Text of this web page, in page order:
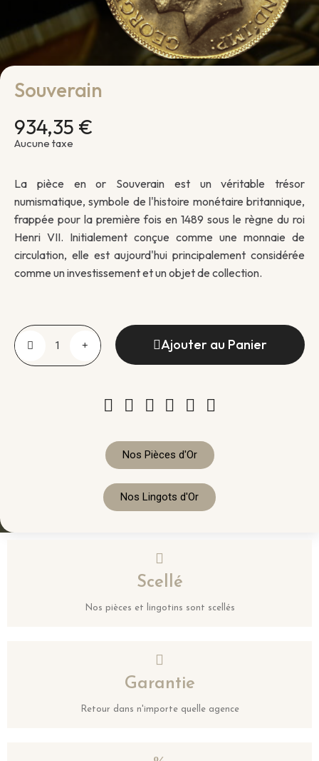
Souverain
934,35 €
Aucune taxe
La pièce en or Souverain est un véritable trésor
numismatique, symbole de l'histoire monétaire britannique,
frappée pour la première fois en 1489 sous le règne du roi
Henri VII. Initialement conçue comme une monnaie de
circulation, elle est aujourd'hui principalement considérée
comme un investissement et un objet de collection.
Ajouter au Panier
Nos Pièces d'Or
Nos Lingots d'Or
Scellé
Nos pièces et lingotins sont scellés
Garantie
Retour dans n'importe quelle agence